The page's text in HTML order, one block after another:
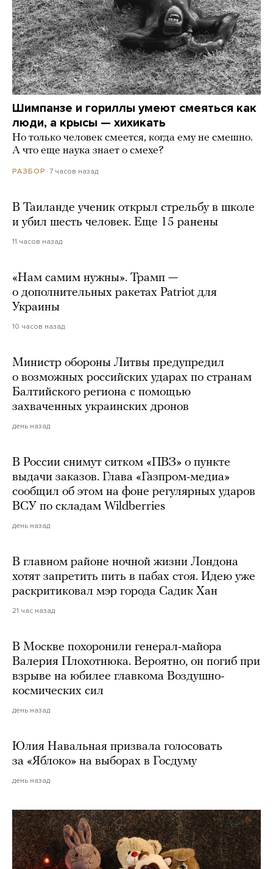
Шимпанзе и гориллы умеют смеяться как
люди, а крысы — хихикать
Но только человек смеется, когда ему не смешно.
А что еще наука знает о смехе?
РАЗБОР 7 часов назад
В Таиланде ученик открыл стрельбу в школе
и убил шесть человек. Еще 15 ранены
11 часов назад
«Нам самим нужны». Трамп —
о дополнительных ракетах Patriot для
Украины
10 часов назад
Министр обороны Литвы предупредил
о возможных российских ударах по странам
Балтийского региона с помощью
захваченных украинских дронов
день назад
В России снимут ситком «ПВЗ» о пункте
выдачи заказов. Глава «Газпром-медиа»
сообщил об этом на фоне регулярных ударов
ВСУ по складам Wildberries
день назад
В главном районе ночной жизни Лондона
хотят запретить пить в пабах стоя. Идею уже
раскритиковал мэр города Садик Хан
21 час назад
В Москве похоронили генерал-майора
Валерия Плохотнюка. Вероятно, он погиб при
взрыве на юбилее главкома Воздушно-
космических сил
день назад
Юлия Навальная призвала голосовать
за «Яблоко» на выборах в Госдуму
день назад